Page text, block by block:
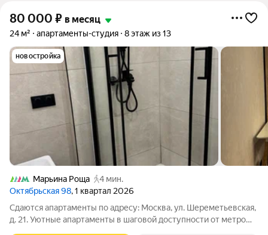
80 000 ₽ в месяц
24 м² апартаменты-студия 8 этаж из 13
новостройка
Марьина Роща
4 мин.
Октябрьская 98, 1 квартал 2026
Сдаются апартаменты по адресу: Москва, ул. Шереметьевская,
д. 21. Уютные апартаменты в шаговой доступности от метро